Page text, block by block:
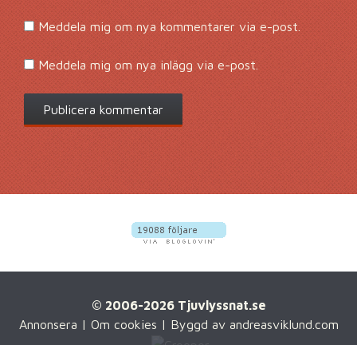
Meddela mig om nya kommentarer via e-post.
Meddela mig om nya inlägg via e-post.
© 2006-2026 Tjuvlyssnat.se
Annonsera | Om cookies | Byggd av andreasviklund.com